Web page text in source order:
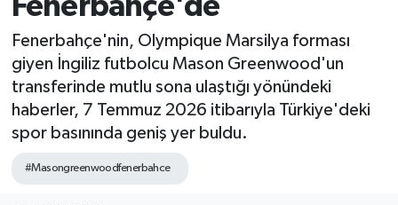
Fenerbahçe'de
Fenerbahçe'nin, Olympique Marsilya forması
giyen İngiliz futbolcu Mason Greenwood'un
transferinde mutlu sona ulaştığı yönündeki
haberler, 7 Temmuz 2026 itibarıyla Türkiye'deki
spor basınında geniş yer buldu.
#Masongreenwoodfenerbahce
Spor
Yaşam
Tüm Manşetler
Son Dakika Haberleri
Haber Arşivi